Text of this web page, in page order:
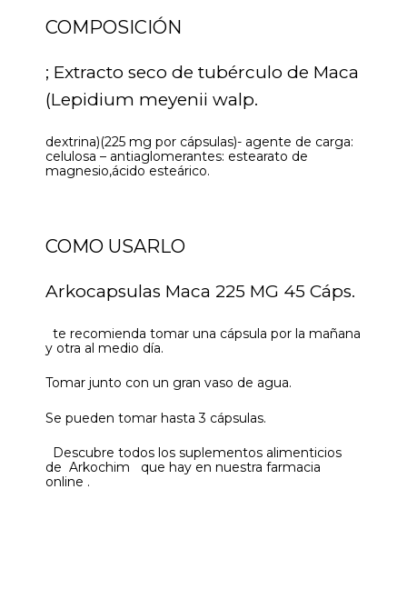
COMPOSICIÓN
; Extracto seco de tubérculo de Maca
(Lepidium meyenii walp.
dextrina)(225 mg por cápsulas)- agente de carga:
celulosa – antiaglomerantes: estearato de
magnesio,ácido esteárico.
COMO USARLO
Arkocapsulas Maca 225 MG 45 Cáps.
te recomienda tomar una cápsula por la mañana
y otra al medio día.
Tomar junto con un gran vaso de agua.
Se pueden tomar hasta 3 cápsulas.
Descubre todos los suplementos alimenticios
de Arkochim que hay en nuestra farmacia
online .